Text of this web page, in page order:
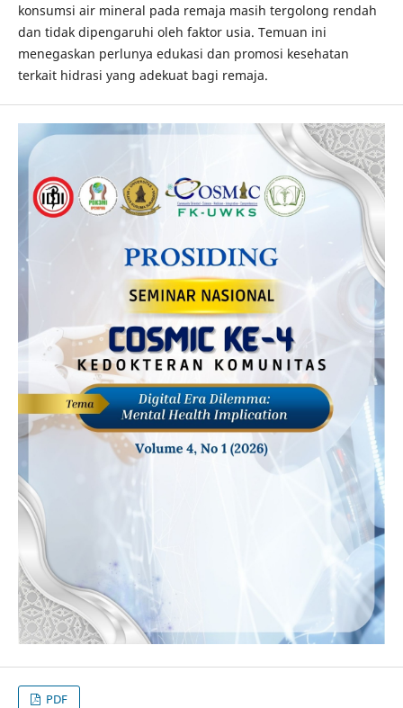
konsumsi air mineral pada remaja masih tergolong rendah
dan tidak dipengaruhi oleh faktor usia. Temuan ini
menegaskan perlunya edukasi dan promosi kesehatan
terkait hidrasi yang adekuat bagi remaja.
PDF